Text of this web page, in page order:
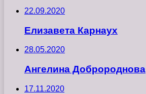
22.09.2020
Елизавета Карнаух
28.05.2020
Ангелина Добророднова
17.11.2020